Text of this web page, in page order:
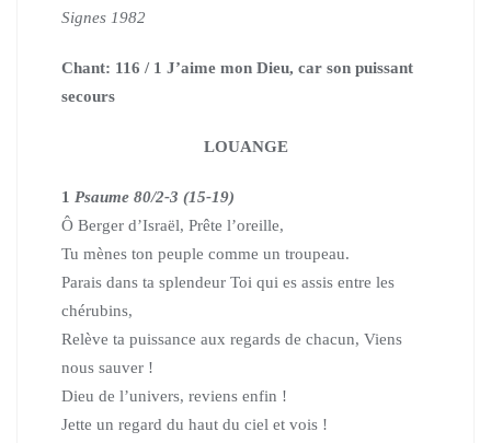
Signes 1982
Chant: 116 / 1 J’aime mon Dieu, car son puissant
secours
LOUANGE
1 Psaume 80/2-3 (15-19)
Ô Berger d’Israël, Prête l’oreille,
Tu mènes ton peuple comme un troupeau.
Parais dans ta splendeur Toi qui es assis entre les
chérubins,
Relève ta puissance aux regards de chacun, Viens
nous sauver !
Dieu de l’univers, reviens enfin !
Jette un regard du haut du ciel et vois !